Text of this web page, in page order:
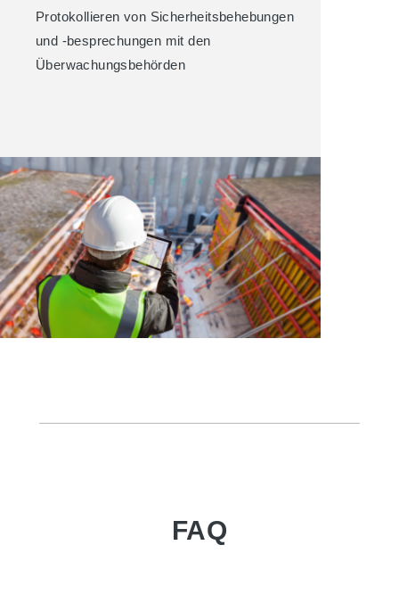
Protokollieren von Sicherheitsbehebungen
und -besprechungen mit den
Überwachungsbehörden
FAQ